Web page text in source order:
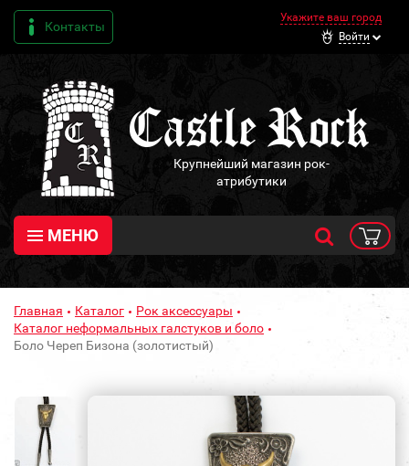
Контакты
Укажите ваш город
Войти
Крупнейший магазин рок-
атрибутики
МЕНЮ
Главная Каталог
Рок аксессуары
Каталог неформальных галстуков и боло
Боло Череп Бизона (золотистый)